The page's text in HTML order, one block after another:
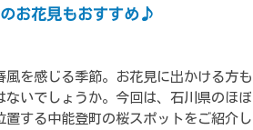
のお花見もおすすめ♪
風を感じる季節。お花見に出かける方も
ないでしょうか。今回は、石川県のほぼ
置する中能登町の桜スポットをご紹介し